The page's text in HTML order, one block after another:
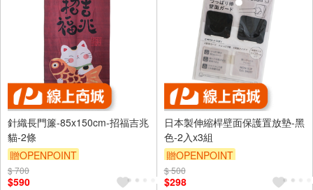
針織長門簾-85x150cm-招福吉兆
貓-2條
贈OPENPOINT
$ 700
$590
日本製伸縮桿壁面保護置放墊-黑
色-2入x3組
贈OPENPOINT
$ 500
$298